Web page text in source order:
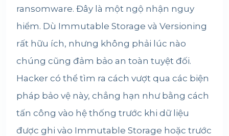
ransomware. Đây là một ngộ nhận nguy
hiểm. Dù Immutable Storage và Versioning
rất hữu ích, nhưng không phải lúc nào
chúng cũng đảm bảo an toàn tuyệt đối.
Hacker có thể tìm ra cách vượt qua các biện
pháp bảo vệ này, chẳng hạn như bằng cách
tấn công vào hệ thống trước khi dữ liệu
được ghi vào Immutable Storage hoặc trước